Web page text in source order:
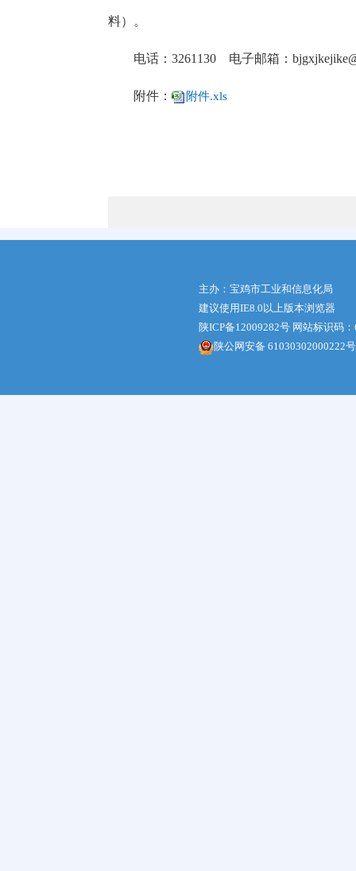
料）。
电话：3261130 电子邮箱：
附件： 附件.xls
主办：宝鸡市工业和信息化局
建议使用IE8.0以上版本浏览器
陕ICP备12009282号 网站标识码
陕公网安备 61030302000222号